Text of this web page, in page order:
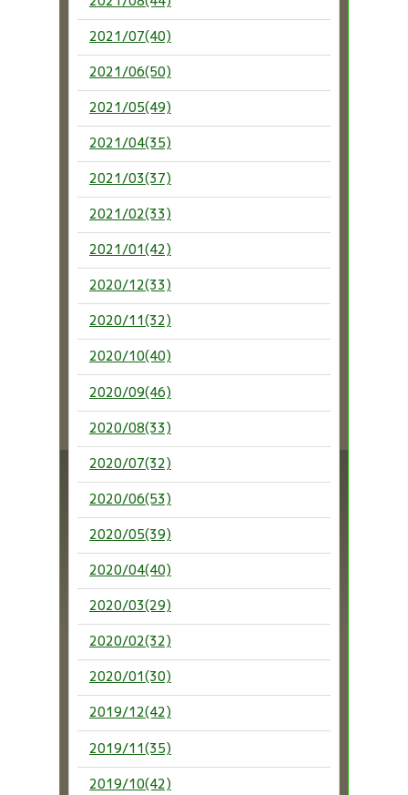
2021/07(40)
2021/06(50)
2021/05(49)
2021/04(35)
2021/03(37)
2021/02(33)
2021/01(42)
2020/12(33)
2020/11(32)
2020/10(40)
2020/09(46)
2020/08(33)
2020/07(32)
2020/06(53)
2020/05(39)
2020/04(40)
2020/03(29)
2020/02(32)
2020/01(30)
2019/12(42)
2019/11(35)
2019/10(42)